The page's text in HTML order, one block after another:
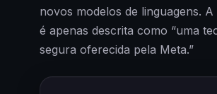
novos modelos de linguagens.
é apenas descrita como “uma
segura oferecida pela Meta.”